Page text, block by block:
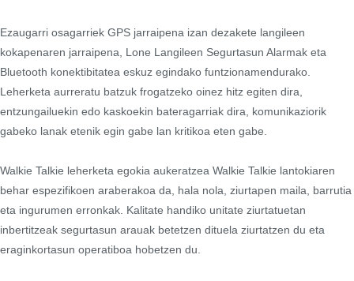
Ezaugarri osagarriek GPS jarraipena izan dezakete langileen
kokapenaren jarraipena, Lone Langileen Segurtasun Alarmak eta
Bluetooth konektibitatea eskuz egindako funtzionamendurako.
Leherketa aurreratu batzuk frogatzeko oinez hitz egiten dira,
entzungailuekin edo kaskoekin bateragarriak dira, komunikaziorik
gabeko lanak etenik egin gabe lan kritikoa eten gabe.
Walkie Talkie leherketa egokia aukeratzea Walkie Talkie lantokiaren
behar espezifikoen araberakoa da, hala nola, ziurtapen maila, barrutia
eta ingurumen erronkak. Kalitate handiko unitate ziurtatuetan
inbertitzeak segurtasun arauak betetzen dituela ziurtatzen du eta
eraginkortasun operatiboa hobetzen du.